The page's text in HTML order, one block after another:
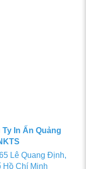
In Ấn Quảng
Lê Quang Định,
Hồ Chí Minh